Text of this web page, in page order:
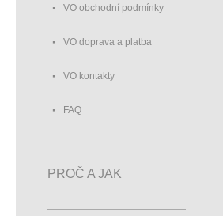
VO obchodní podmínky
VO doprava a platba
VO kontakty
FAQ
PROČ A JAK